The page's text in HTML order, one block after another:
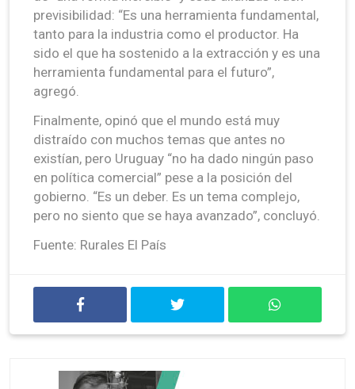
previsibilidad: “Es una herramienta fundamental,
tanto para la industria como el productor. Ha
sido el que ha sostenido a la extracción y es una
herramienta fundamental para el futuro”,
agregó.
Finalmente, opinó que el mundo está muy
distraído con muchos temas que antes no
existían, pero Uruguay “no ha dado ningún paso
en política comercial” pese a la posición del
gobierno. “Es un deber. Es un tema complejo,
pero no siento que se haya avanzado”, concluyó.
Fuente: Rurales El País